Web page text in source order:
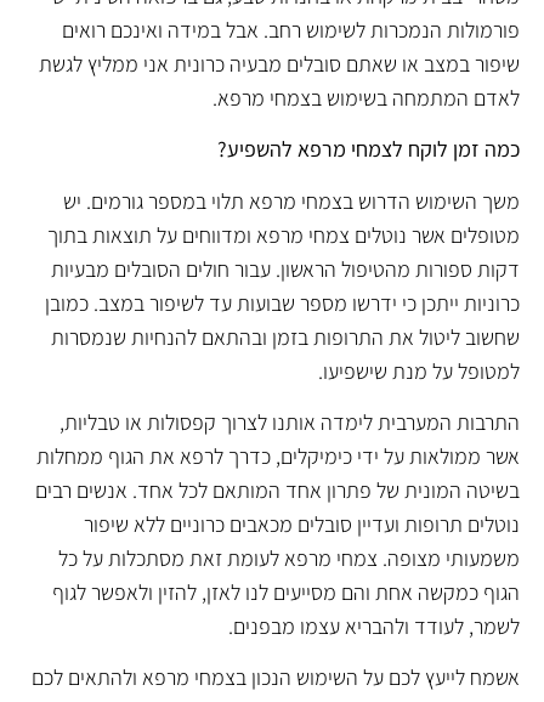
פורמולות הנמכרות לשימוש רחב. אבל במידה ואינכם רואים
שיפור במצב או שאתם סובלים מבעיה כרונית אני ממליץ לגשת
לאדם המתמחה בשימוש בצמחי מרפא.
כמה זמן לוקח לצמחי מרפא להשפיע?
משך השימוש הדרוש בצמחי מרפא תלוי במספר גורמים. יש
מטופלים אשר נוטלים צמחי מרפא ומדווחים על תוצאות בתוך
דקות ספורות מהטיפול הראשון. עבור חולים הסובלים מבעיות
כרוניות ייתכן כי ידרשו מספר שבועות עד לשיפור במצב. כמובן
שחשוב ליטול את התרופות בזמן ובהתאם להנחיות שנמסרות
למטופל על מנת שישפיעו.
התרבות המערבית לימדה אותנו לצרוך קפסולות או טבליות,
אשר ממולאות על ידי כימיקלים, כדרך לרפא את הגוף ממחלות
בשיטה המונית של פתרון אחד המותאם לכל אחד. אנשים רבים
נוטלים תרופות ועדיין סובלים מכאבים כרוניים ללא שיפור
משמעותי מצופה. צמחי מרפא לעומת זאת מסתכלות על כל
הגוף כמקשה אחת והם מסייעים לנו לאזן, להזין ולאפשר לגוף
לשמר, לעודד ולהבריא עצמו מבפנים.
אשמח לייעץ לכם על השימוש הנכון בצמחי מרפא ולהתאים לכם